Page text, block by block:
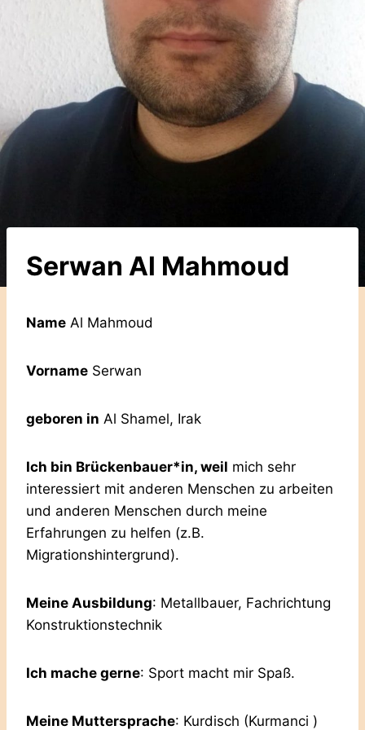
Serwan Al Mahmoud
Name Al Mahmoud
Vorname Serwan
geboren in Al Shamel, Irak
Ich bin Brückenbauer*in, weil mich sehr
interessiert mit anderen Menschen zu arbeiten
und anderen Menschen durch meine
Erfahrungen zu helfen (z.B.
Migrationshintergrund).
Meine Ausbildung: Metallbauer, Fachrichtung
Konstruktionstechnik
Ich mache gerne: Sport macht mir Spaß.
Meine Muttersprache: Kurdisch (Kurmanci )